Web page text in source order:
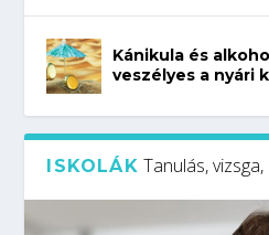
Kánikula és
veszélyes a nyári
ISKOLÁK Tanulás,